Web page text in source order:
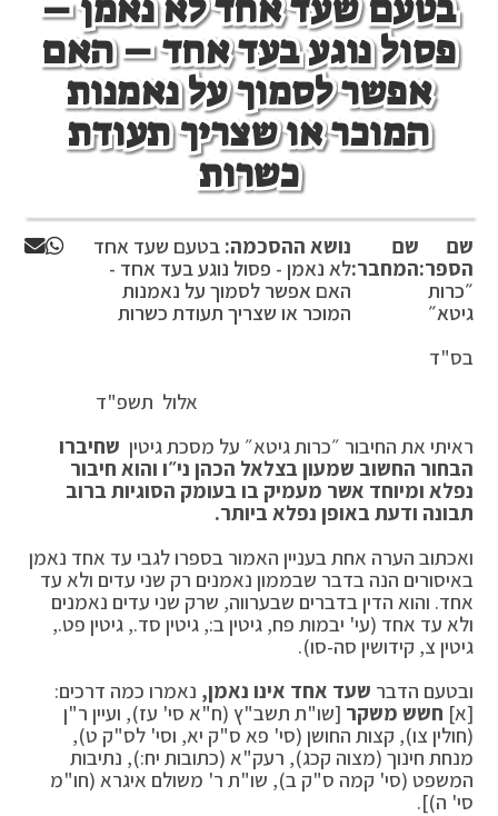
פסול נוגע בעד אחד – האם
אפשר לסמוך על נאמנות
המוכר או שצריך תעודת
כשרות
שם
הספר:
״כרות
גיטא״
שם
המחבר:
נושא ההסכמה: בטעם שעד אחד
לא נאמן - פסול נוגע בעד אחד -
האם אפשר לסמוך על נאמנות
המוכר או שצריך תעודת כשרות
בס"ד
אלול תשפ"ד
ראיתי את החיבור ״כרות גיטא״ על מסכת גיטין שחיברו
הבחור החשוב שמעון בצלאל הכהן ני״ו והוא חיבור
נפלא ומיוחד אשר מעמיק בו בעומק הסוגיות ברוב
תבונה ודעת באופן נפלא ביותר.
ואכתוב הערה אחת בעניין האמור בספרו לגבי עד אחד נאמן
באיסורים הנה בדבר שבממון נאמנים רק שני עדים ולא עד
אחד. והוא הדין בדברים שבערווה, שרק שני עדים נאמנים
ולא עד אחד (עי' יבמות פח, גיטין ב:, גיטין סד., גיטין פט.,
גיטין צ, קידושין סה-סו).
ובטעם הדבר שעד אחד אינו נאמן, נאמרו כמה דרכים:
[א] חשש משקר [שו"ת תשב"ץ (ח"א סי' עז), ועיין ר"ן
(חולין צו), קצות החושן (סי' פא ס"ק יא, וסי' לס"ק ט),
מנחת חינוך (מצוה קכג), רעק"א (כתובות יח:), נתיבות
המשפט (סי' קמה ס"ק ב), שו"ת ר' משולם איגרא (חו"מ
סי' ה)].